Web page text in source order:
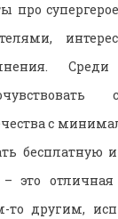
про
с
бесплатную
это отличная
то другим,